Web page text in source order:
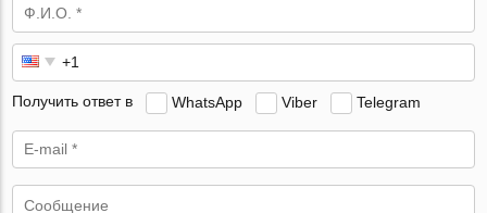
Получить ответ в WhatsApp Viber Telegram